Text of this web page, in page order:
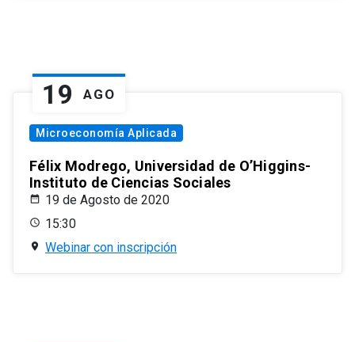
19 AGO
Microeconomía Aplicada
Félix Modrego, Universidad de O’Higgins-
Instituto de Ciencias Sociales
19 de Agosto de 2020
15:30
Webinar con inscripción